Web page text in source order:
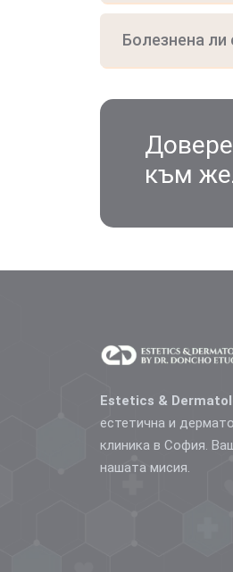
Болезнена ли
към
Estetics &
естетична и
клиника в София.
нашата мисия.